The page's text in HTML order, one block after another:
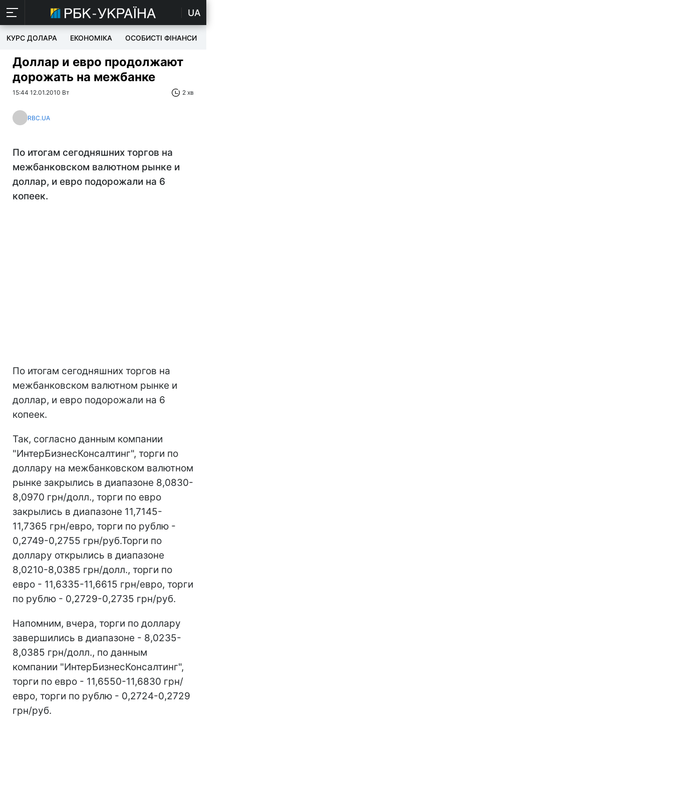
UA
КУРС ДОЛАРА ЕКОНОМІКА ОСОБИСТІ ФІНАНСИ
Доллар и евро продолжают
дорожать на межбанке
15:44 12.01.2010 Вт 2 хв
RBC.UA
По итогам сегодняшних торгов на
межбанковском валютном рынке и
доллар, и евро подорожали на 6
копеек.
По итогам сегодняшних торгов на
межбанковском валютном рынке и
доллар, и евро подорожали на 6
копеек.
Так, согласно данным компании
"ИнтерБизнесКонсалтинг", торги по
доллару на межбанковском валютном
рынке закрылись в диапазоне 8,0830-
8,0970 грн/долл., торги по евро
закрылись в диапазоне 11,7145-
11,7365 грн/евро, торги по рублю -
0,2749-0,2755 грн/руб.Торги по
доллару открылись в диапазоне
8,0210-8,0385 грн/долл., торги по
евро - 11,6335-11,6615 грн/евро, торги
по рублю - 0,2729-0,2735 грн/руб.
Напомним, вчера, торги по доллару
завершились в диапазоне - 8,0235-
8,0385 грн/долл., по данным
компании "ИнтерБизнесКонсалтинг",
торги по евро - 11,6550-11,6830 грн/
евро, торги по рублю - 0,2724-0,2729
грн/руб.